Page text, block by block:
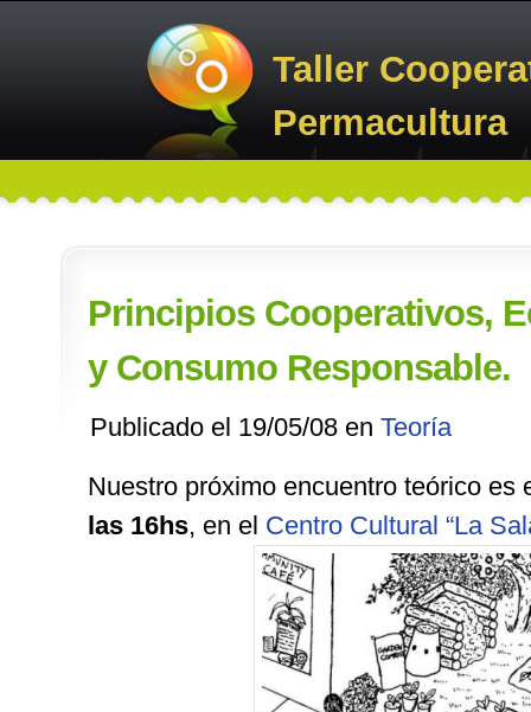
Taller
Permacultura
Principios Cooperativos,
y Consumo Responsable.
Publicado el 19/05/08 en Teoría
Nuestro próximo encuentro teórico es
las 16hs, en el Centro Cultural “La